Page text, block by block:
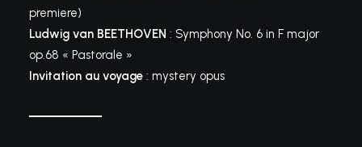
premiere)
Ludwig van BEETHOVEN : Symphony No. 6 in F major
op.68 « Pastorale »
Invitation au voyage : mystery opus